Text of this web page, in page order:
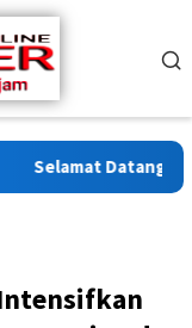
Selamat Datang di